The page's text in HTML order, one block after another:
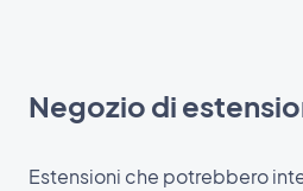
Negozio di
Estensioni che potrebbero